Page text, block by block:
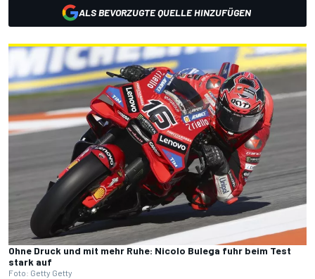
ALS BEVORZUGTE QUELLE HINZUFÜGEN
Ohne Druck und mit mehr Ruhe: Nicolo Bulega fuhr beim Test
stark auf
Foto: Getty Getty